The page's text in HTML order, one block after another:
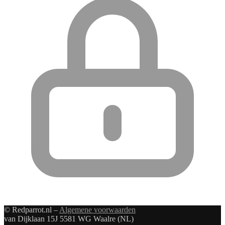
© Redparrot.nl – Algemene voorwaarden
van Dijklaan 15J 5581 WG Waalre (NL)